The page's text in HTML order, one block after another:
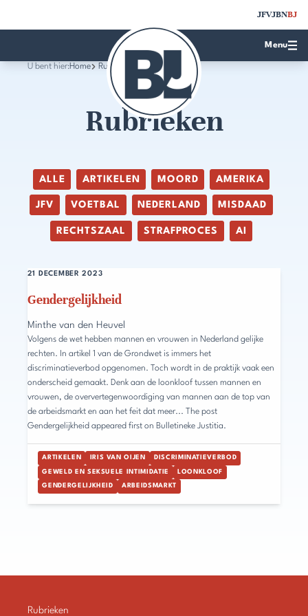
JFVJBNBJ
Menu
U bent hier:Home Rubrieken
Rubrieken
ALLE ARTIKELEN MOORD AMERIKA
JFV VOETBAL NEDERLAND MISDAAD
RECHTSZAAL STRAFPROCES AI
Gendergelijkheid
21 DECEMBER 2023
Minthe van den Heuvel
Volgens de wet hebben mannen en vrouwen in Nederland gelijke
rechten. In artikel 1 van de Grondwet is immers het
discriminatieverbod opgenomen. Toch wordt in de praktijk vaak een
onderscheid gemaakt. Denk aan de loonkloof tussen mannen en
vrouwen, de oververtegenwoordiging van mannen aan de top van
de arbeidsmarkt en aan het feit dat meer... The post
Gendergelijkheid appeared first on Bulletineke Justitia.
ARTIKELEN IRIS VAN OIJEN DISCRIMINATIEVERBOD
GEWELD EN SEKSUELE INTIMIDATIE LOONKLOOF
GENDERGELIJKHEID ARBEIDSMARKT
Rubrieken